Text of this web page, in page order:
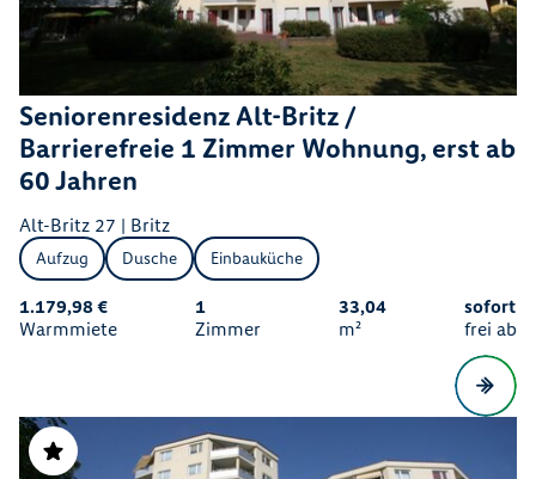
Seniorenresidenz Alt-Britz /
Barrierefreie 1 Zimmer Wohnung, erst ab
60 Jahren
Alt-Britz 27 | Britz
Aufzug Dusche Einbauküche
1.179,98 €
Warmmiete
1
Zimmer
33,04
m²
sofort
frei ab